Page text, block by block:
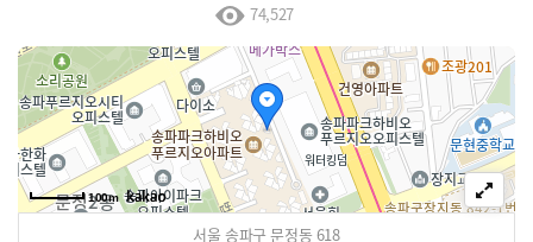
74,527
100m
서울 송파구 문정동 618